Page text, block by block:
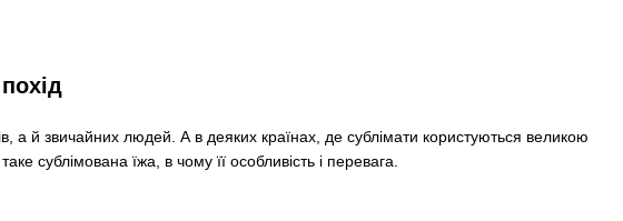
а й звичайних людей. А в деяких країнах, де сублімати користуються великою
сублімована їжа, в чому її особливість і перевага.